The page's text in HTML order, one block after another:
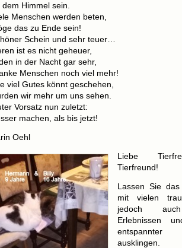
dem Himmel sein.
Menschen werden beten,
das zu Ende sein!
Schein und sehr teuer…
ist es nicht geheuer,
in der Nacht gar sehr,
Menschen noch viel mehr!
viel Gutes könnt geschehen,
wir mehr um uns sehen.
Vorsatz nun zuletzt:
machen, als bis jetzt!
Oehl
Liebe
Tierfreund!
Lassen Sie
mit vielen
jedoch
Erlebnissen
entspannter
ausklingen.